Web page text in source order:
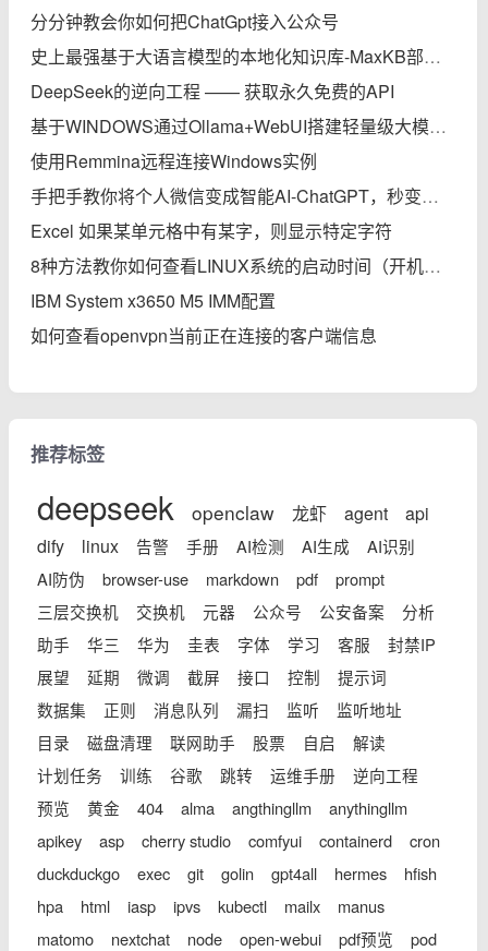
分分钟教会你如何把ChatGpt接入公众号
史上最强基于大语言模型的本地化知识库-MaxKB部署实践完全指南
DeepSeek的逆向工程 —— 获取永久免费的API
基于WINDOWS通过Ollama+WebUI搭建轻量级大模型本地知识库
使用Remmina远程连接Windows实例
手把手教你将个人微信变成智能AI-ChatGPT，秒变专家
Excel 如果某单元格中有某字，则显示特定字符
8种方法教你如何查看LINUX系统的启动时间（开机后的运行时间）
IBM System x3650 M5 IMM配置
如何查看openvpn当前正在连接的客户端信息
推荐标签
deepseek openclaw 龙虾 agent
api
dify
linux 告警 手册 AI检测 AI生成
AI识别
AI防伪
browser-use markdown pdf
prompt
三层交换机
交换机 元器 公众号 公安备案
分析
助手
华三 华为 圭表 字体 学习 客服
封禁IP
展望
延期 微调 截屏 接口 控制
提示词
数据集
正则 消息队列 漏扫 监听
监听地址
目录
磁盘清理 联网助手 股票 自启
解读
计划任务
训练 谷歌 跳转 运维手册
逆向工程
预览
黄金 404 alma angthingllm
anythingllm
apikey
asp cherry studio comfyui containerd
cron
duckduckgo
exec git golin gpt4all hermes
hfish
hpa
html iasp ipvs kubectl mailx
manus
matomo
nextchat node open-webui pdf预览 pod